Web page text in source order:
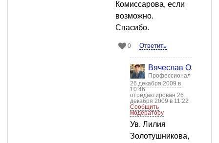
Комиссарова, если
возможно.
Спасибо.
0 Ответить
Вячеслав Озеров
Профессионал
26 декабря 2009 в
10:46
отредактирован 26
декабря 2009 в 11:22
Сообщить
модератору
Ув. Лилия
Золотушникова,